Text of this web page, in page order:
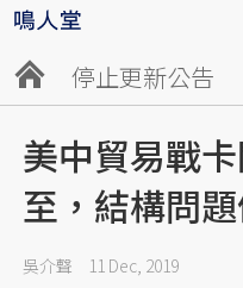
停止更新公告
美中貿易戰
至，結構問
吳介聲 11 Dec, 2019